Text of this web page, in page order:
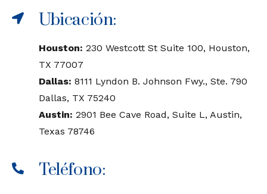
Ubicación:
Houston: 230 Westcott St Suite 100, Houston,
TX 77007
Dallas: 8111 Lyndon B. Johnson Fwy., Ste. 790
Dallas, TX 75240
Austin: 2901 Bee Cave Road, Suite L, Austin,
Texas 78746
Teléfono: